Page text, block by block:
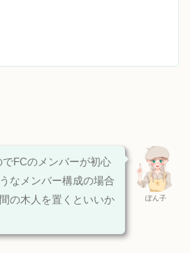
ぽん子
FCのメンバーが初心
なメンバー構成の場合
の木人を置くといいか